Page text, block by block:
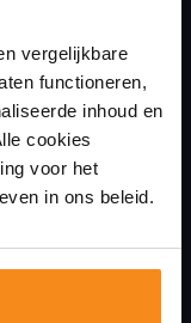
vergelijkbare
functioneren,
inhoud en
cookies
voor het
in ons beleid.
niet alleen in onze
sanitair, maar ook
m²
ingerichte
tot luxe. Onze
en je vindt
parkeren